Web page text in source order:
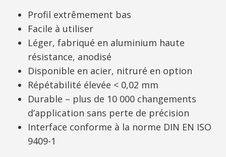
Profil extrêmement bas
Facile à utiliser
Léger, fabriqué en aluminium haute
résistance, anodisé
Disponible en acier, nitruré en option
Répétabilité élevée < 0,02 mm
Durable – plus de 10 000 changements
d’application sans perte de précision
Interface conforme à la norme DIN EN ISO
9409-1